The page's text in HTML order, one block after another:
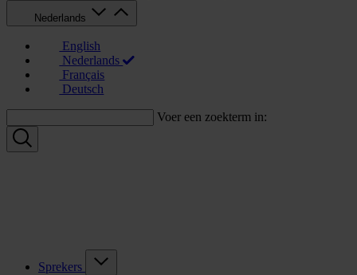
Nederlands
English
Nederlands
Français
Deutsch
Voer een zoekterm in:
Sprekers